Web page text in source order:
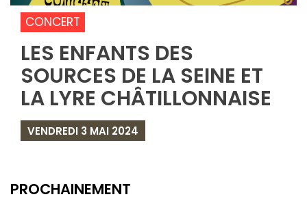
CONCERT
LES ENFANTS DES
SOURCES DE LA SEINE ET
LA LYRE CHÂTILLONNAISE
VENDREDI 3 MAI 2024
PROCHAINEMENT